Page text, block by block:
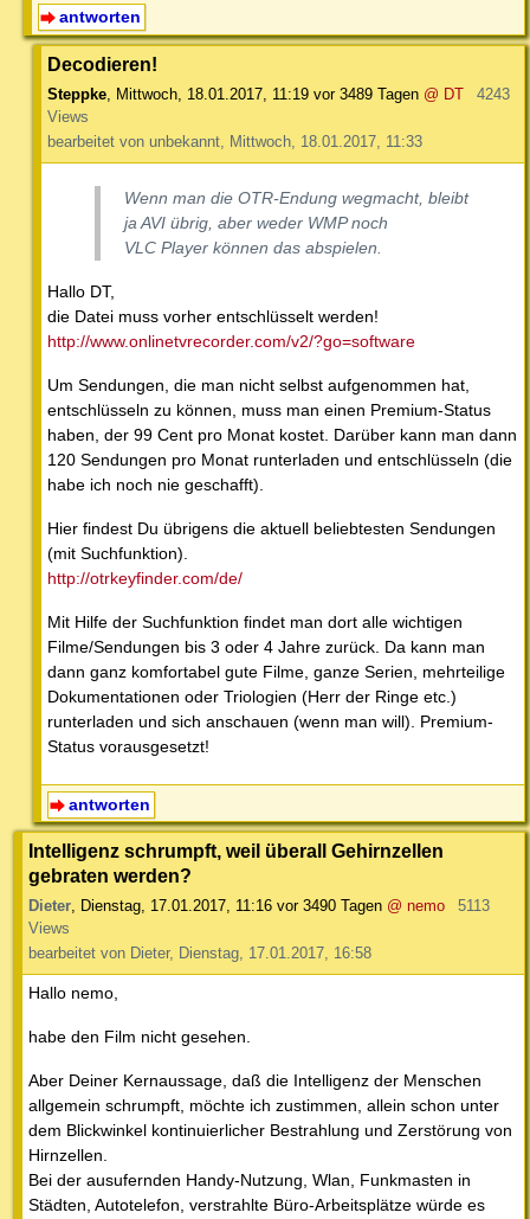
antworten
Decodieren!
Steppke Mittwoch, 18.01.2017, 11:19 vor 3489 Tagen @ DT
4243
Views
bearbeitet von unbekannt, Mittwoch, 18.01.2017, 11:33
Wenn man die OTR-Endung wegmacht, bleibt
ja AVI übrig, aber weder WMP noch
VLC Player können das abspielen.
Hallo DT,
die Datei muss vorher entschlüsselt werden!
http://www.onlinetvrecorder.com/v2/?go=software
Um Sendungen, die man nicht selbst aufgenommen hat,
entschlüsseln zu können, muss man einen Premium-Status
haben, der 99 Cent pro Monat kostet. Darüber kann man dann
120 Sendungen pro Monat runterladen und entschlüsseln (die
habe ich noch nie geschafft).
Hier findest Du übrigens die aktuell beliebtesten Sendungen
(mit Suchfunktion).
http://otrkeyfinder.com/de/
Mit Hilfe der Suchfunktion findet man dort alle wichtigen
Filme/Sendungen bis 3 oder 4 Jahre zurück. Da kann man
dann ganz komfortabel gute Filme, ganze Serien, mehrteilige
Dokumentationen oder Triologien (Herr der Ringe etc.)
runterladen und sich anschauen (wenn man will). Premium-
Status vorausgesetzt!
antworten
Intelligenz schrumpft, weil überall Gehirnzellen
gebraten werden?
Dieter, Dienstag, 17.01.2017, 11:16 vor 3490 Tagen @ nemo
5113
Views
bearbeitet von Dieter, Dienstag, 17.01.2017, 16:58
Hallo nemo,
habe den Film nicht gesehen.
Aber Deiner Kernaussage, daß die Intelligenz der Menschen
allgemein schrumpft, möchte ich zustimmen, allein schon unter
dem Blickwinkel kontinuierlicher Bestrahlung und Zerstörung von
Hirnzellen.
Bei der ausufernden Handy-Nutzung, Wlan, Funkmasten in
Städten, Autotelefon, verstrahlte Büro-Arbeitsplätze würde es